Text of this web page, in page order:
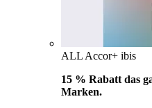
ALL Accor+ ibis
15 % Rabatt das
Marken.